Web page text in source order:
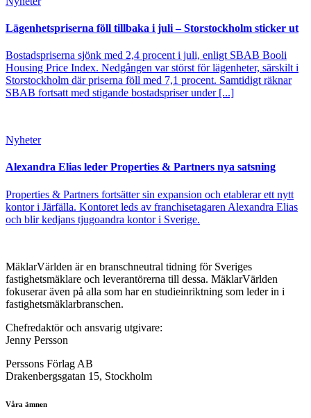
Lägenhetspriserna föll tillbaka i juli – Storstockholm sticker ut
Bostadspriserna sjönk med 2,4 procent i juli, enligt SBAB Booli
Housing Price Index. Nedgången var störst för lägenheter, särskilt i
Storstockholm där priserna föll med 7,1 procent. Samtidigt räknar
SBAB fortsatt med stigande bostadspriser under [...]
Nyheter
Alexandra Elias leder Properties & Partners nya satsning
Properties & Partners fortsätter sin expansion och etablerar ett nytt
kontor i Järfälla. Kontoret leds av franchisetagaren Alexandra Elias
och blir kedjans tjugoandra kontor i Sverige.
MäklarVärlden är en branschneutral tidning för Sveriges
fastighetsmäklare och leverantörerna till dessa. MäklarVärlden
fokuserar även på alla som har en studieinriktning som leder in i
fastighetsmäklarbranschen.
Chefredaktör och ansvarig utgivare:
Jenny Persson
Perssons Förlag AB
Drakenbergsgatan 15, Stockholm
Våra ämnen